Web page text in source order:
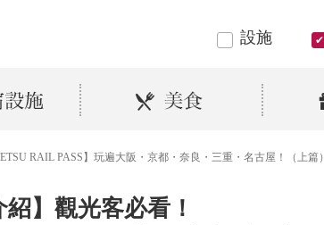
設施
RAIL PASS】玩遍大阪・京都・奈良・三重・名古屋！（上篇）
紹】觀光客必看！